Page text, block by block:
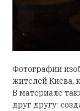
Фотографии
жителей Киева,
В материале
друг другу: